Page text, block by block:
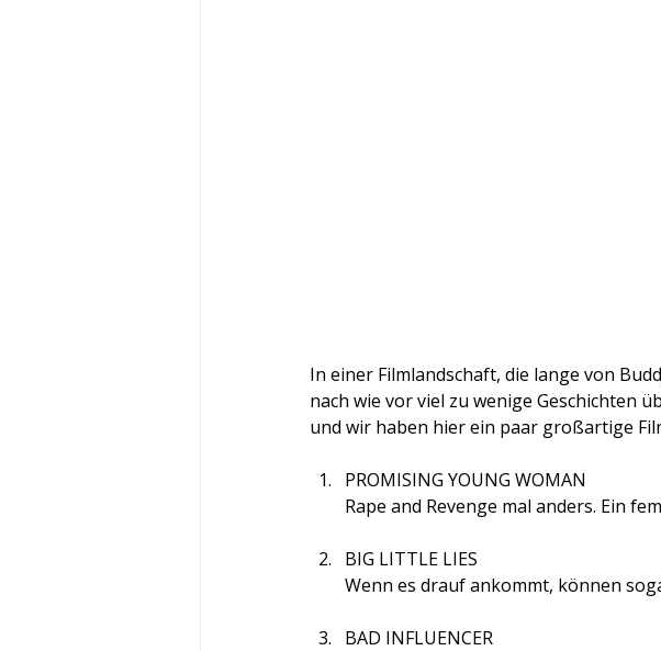
In einer Filmlandschaft, die lange von
nach wie vor viel zu wenige Geschichten
und wir haben hier ein paar großartige
PROMISING YOUNG WOMAN
Rape and Revenge mal anders. Ein
BIG LITTLE LIES
Wenn es drauf ankommt, können
BAD INFLUENCER